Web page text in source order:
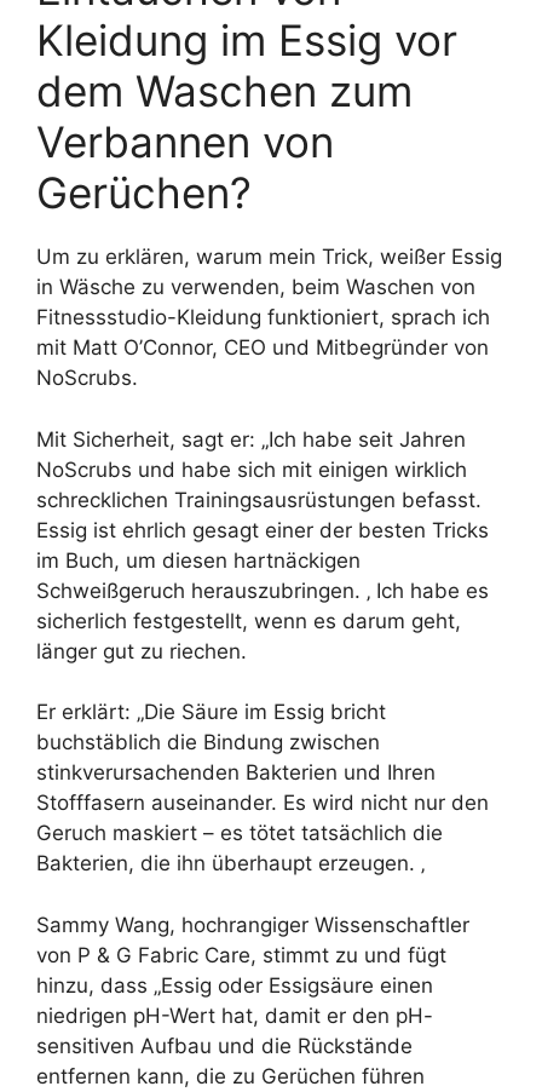
Kleidung im Essig vor
dem Waschen zum
Verbannen von
Gerüchen?
Um zu erklären, warum mein Trick, weißer Essig
in Wäsche zu verwenden, beim Waschen von
Fitnessstudio-Kleidung funktioniert, sprach ich
mit Matt O’Connor, CEO und Mitbegründer von
NoScrubs.
Mit Sicherheit, sagt er: „Ich habe seit Jahren
NoScrubs und habe sich mit einigen wirklich
schrecklichen Trainingsausrüstungen befasst.
Essig ist ehrlich gesagt einer der besten Tricks
im Buch, um diesen hartnäckigen
Schweißgeruch herauszubringen. ‚ Ich habe es
sicherlich festgestellt, wenn es darum geht,
länger gut zu riechen.
Er erklärt: „Die Säure im Essig bricht
buchstäblich die Bindung zwischen
stinkverursachenden Bakterien und Ihren
Stofffasern auseinander. Es wird nicht nur den
Geruch maskiert – es tötet tatsächlich die
Bakterien, die ihn überhaupt erzeugen. ‚
Sammy Wang, hochrangiger Wissenschaftler
von P & G Fabric Care, stimmt zu und fügt
hinzu, dass „Essig oder Essigsäure einen
niedrigen pH-Wert hat, damit er den pH-
sensitiven Aufbau und die Rückstände
entfernen kann, die zu Gerüchen führen